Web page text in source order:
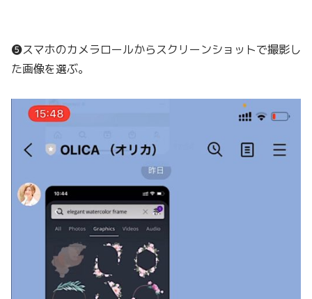
❺スマホのカメラロールからスクリーンショットで撮影し
た画像を選ぶ。